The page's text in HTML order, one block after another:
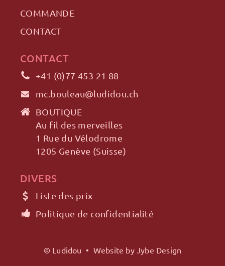
COMMANDE
CONTACT
CONTACT
+41 (0)77 453 21 88
mc.bouleau@ludidou.ch
BOUTIQUE
Au fil des merveilles
1 Rue du Vélodrome
1205 Genève (Suisse)
DIVERS
Liste des prix
Politique de confidentialité
© Ludidou • Website by Jybe Design